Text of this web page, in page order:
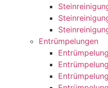
Entrümpelungen